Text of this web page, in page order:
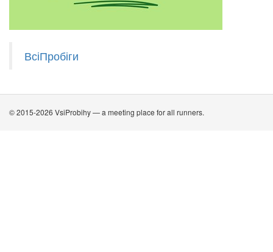
ВсіПробіги
© 2015-2026 VsiProbihy — a meeting place for all runners.